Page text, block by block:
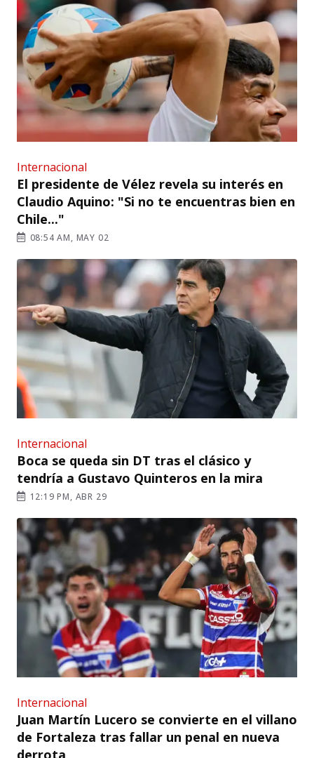
Internacional
El presidente de Vélez revela su interés en
Claudio Aquino: "Si no te encuentras bien en
Chile..."
08:54 AM, MAY 02
Internacional
Boca se queda sin DT tras el clásico y
tendría a Gustavo Quinteros en la mira
12:19 PM, ABR 29
Internacional
Juan Martín Lucero se convierte en el villano
de Fortaleza tras fallar un penal en nueva